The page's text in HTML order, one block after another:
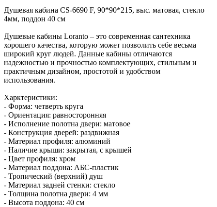
Душевая кабина CS-6690 F, 90*90*215, выс. матовая, стекло
4мм, поддон 40 см
Душевые кабины Loranto – это современная сантехника
хорошего качества, которую может позволить себе весьма
широкий круг людей. Данные кабины отличаются
надежностью и прочностью комплектующих, стильным и
практичным дизайном, простотой и удобством
использования.
Харктеристики:
- Форма: четверть круга
- Ориентация: равносторонняя
- Исполнение полотна двери: матовое
- Конструкция дверей: раздвижная
- Материал профиля: алюминий
- Наличие крыши: закрытая, c крышей
- Цвет профиля: хром
- Материал поддона: АБС-пластик
- Тропический (верхний) душ
- Материал задней стенки: стекло
- Толщина полотна двери: 4 мм
- Высота поддона: 40 см